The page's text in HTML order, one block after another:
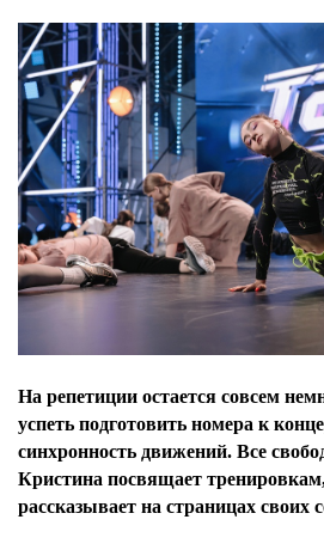
На репетиции остается совсем
успеть подготовить номера к
синхронность движений. Все
Кристина посвящает
рассказывает на страницах своих